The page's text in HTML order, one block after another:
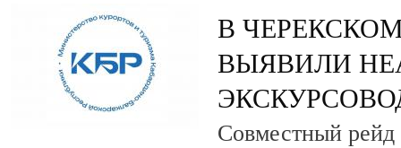
В
ВЫЯВИЛИ
Совместный рейд